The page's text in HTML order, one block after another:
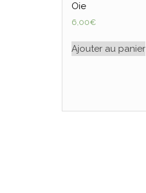
Oie
6,00€
Ajouter au panier